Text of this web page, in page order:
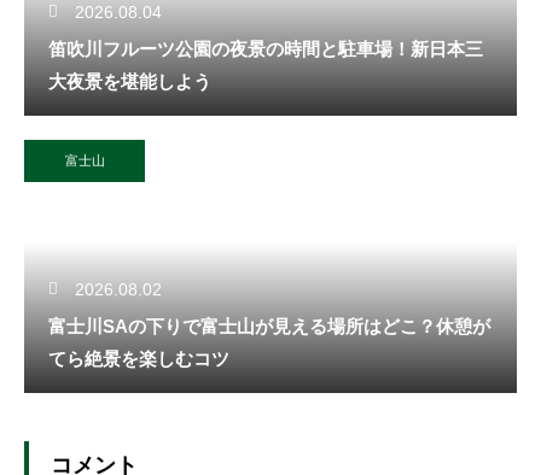
2026.08.04
笛吹川フルーツ公園の夜景の時間と駐車場！新日本三
大夜景を堪能しよう
富士山
2026.08.02
富士川SAの下りで富士山が見える場所はどこ？休憩が
てら絶景を楽しむコツ
コメント